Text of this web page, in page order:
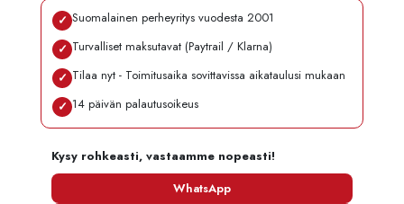
✓ Suomalainen perheyritys vuodesta 2001
✓ Turvalliset maksutavat (Paytrail / Klarna)
✓ Tilaa nyt - Toimitusaika sovittavissa aikataulusi mukaan
✓ 14 päivän palautusoikeus
Kysy rohkeasti, vastaamme nopeasti!
WhatsApp